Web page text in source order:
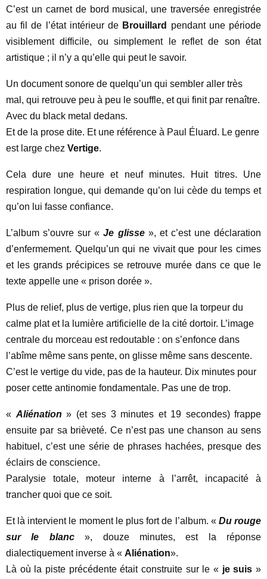
C’est un carnet de bord musical, une traversée enregistrée
au fil de l’état intérieur de Brouillard
pendant une période
visiblement difficile, ou simplement le reflet de son état
artistique ; il n’y a qu’elle qui peut le savoir.
Un document sonore de quelqu’un qui sembler aller très
mal, qui retrouve peu à peu le souffle, et qui finit par renaître.
Avec du black metal dedans.
Et de la prose dite. Et une référence à Paul Éluard. Le genre
est large chez Vertige.
Cela dure une heure et neuf minutes. Huit titres. Une
respiration longue, qui demande qu’on lui cède du temps et
qu’on lui fasse confiance.
L’album s’ouvre sur «Je glisse », et c’est une déclaration
d’enfermement. Quelqu’un qui ne vivait que pour les cimes
et les grands précipices se retrouve murée dans ce que le
texte appelle une « prison dorée ».
Plus de relief, plus de vertige, plus rien que la torpeur du
calme plat et la lumière artificielle de la cité dortoir. L’image
centrale du morceau est redoutable : on s’enfonce dans
l’abîme même sans pente, on glisse même sans descente.
C’est le vertige du vide, pas de la hauteur. Dix minutes pour
poser cette antinomie fondamentale. Pas une de trop.
« Aliénation » (et ses 3 minutes et 19 secondes) frappe
ensuite par sa brièveté. Ce n’est pas une chanson au sens
habituel, c’est une série de phrases hachées, presque des
éclairs de conscience.
Paralysie totale, moteur interne à l’arrêt, incapacité à
trancher quoi que ce soit.
Et là intervient le moment le plus fort de l’album. « Du rouge
sur le blanc», douze minutes, est la réponse
dialectiquement inverse à « Aliénation».
Là où la piste précédente était construite sur le « je suis »